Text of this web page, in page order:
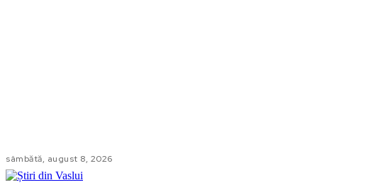
sâmbătă, august 8, 2026